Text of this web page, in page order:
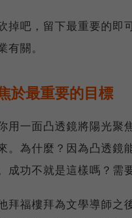
掉吧，留下最重要的即
關。
於最重要的目標
用一面凸透鏡將陽光聚
。為什麼？因為凸透鏡
成功不就是這樣嗎？需
拜福樓拜為文學導師之